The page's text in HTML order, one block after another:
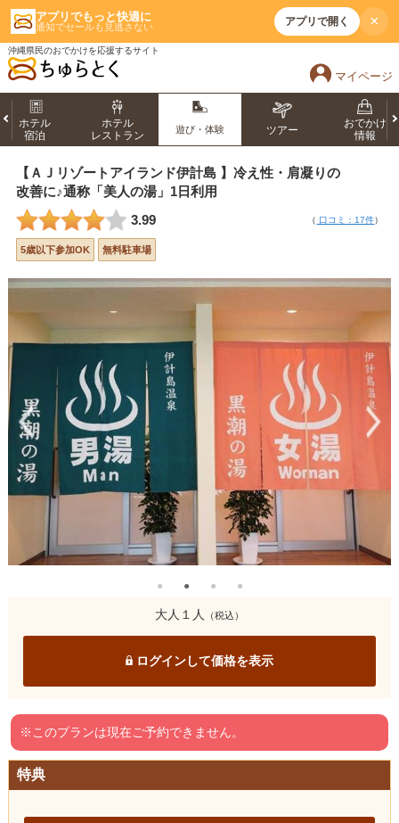
アプリでもっと快適に
通知でセールも見逃さない アプリで開く ×
沖縄県民のおでかけを応援するサイト
マイページ
ホテル
宿泊
ホテル
レストラン
遊び・体験 ツアー
おでかけ
情報
【ＡＪリゾートアイランド伊計島 】冷え性・肩凝りの
改善に♪通称「美人の湯」1日利用
3.99
（ 口コミ：17件）
5歳以下参加OK 無料駐車場
大人１人 （税込）
ログインして価格を表示
※このプランは現在ご予約できません。
特典